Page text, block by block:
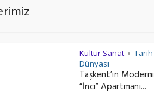
Kültür Sanat • Tarih
Dünyası
Taşkent’in
“İnci” Apartmanı...